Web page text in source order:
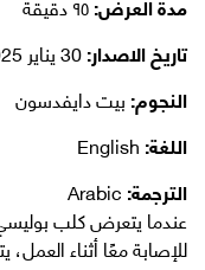
تاريخ الاصدار:
النجوم:بيت دايفدسون
اللغة:
الترجمة:
عندما يتعرض كلب
للإصابة معًا أثناء